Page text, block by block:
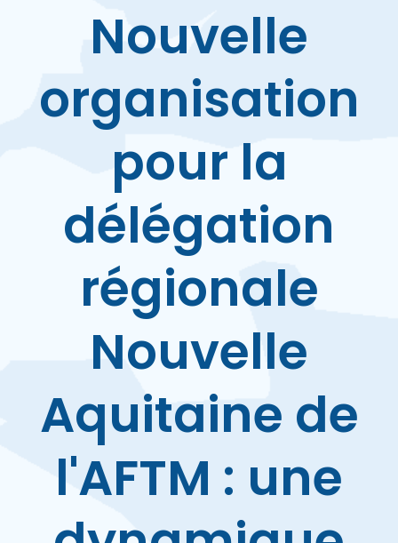
Nouvelle
organisation
pour la
délégation
régionale
Nouvelle
Aquitaine de
l'AFTM : une